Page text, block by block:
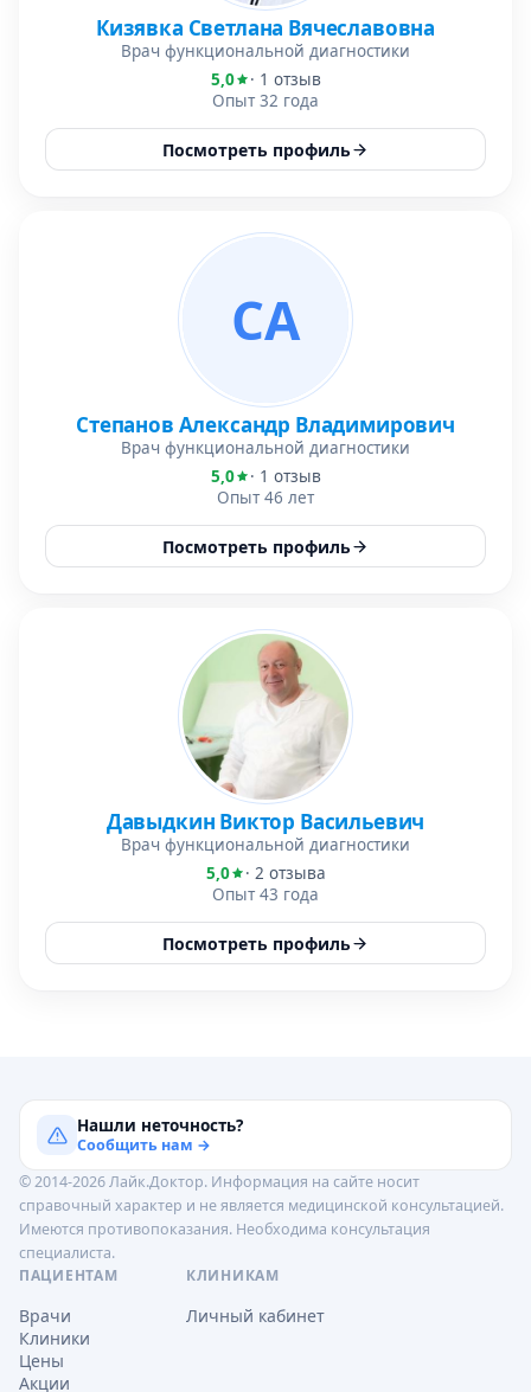
Кизявка Светлана Вячеславовна
Врач функциональной диагностики
5,0
· 1 отзыв
Опыт 32 года
Посмотреть профиль
СА
Степанов Александр Владимирович
Врач функциональной диагностики
5,0
· 1 отзыв
Опыт 46 лет
Посмотреть профиль
Давыдкин Виктор Васильевич
Врач функциональной диагностики
5,0
· 2 отзыва
Опыт 43 года
Посмотреть профиль
Нашли неточность?
Сообщить нам →
© 2014-2026 Лайк.Доктор. Информация на сайте носит
справочный характер и не является медицинской консультацией.
Имеются противопоказания. Необходима консультация
специалиста.
ПАЦИЕНТАМ
Врачи
Клиники
Цены
Акции
КЛИНИКАМ
Личный кабинет